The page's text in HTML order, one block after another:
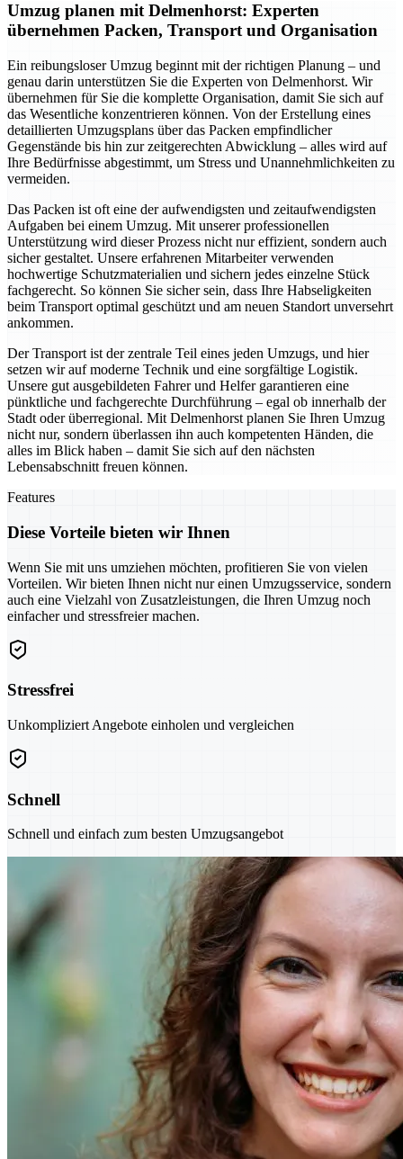
Umzug planen mit Delmenhorst: Experten
übernehmen Packen, Transport und Organisation
Ein reibungsloser Umzug beginnt mit der richtigen Planung – und
genau darin unterstützen Sie die Experten von Delmenhorst. Wir
übernehmen für Sie die komplette Organisation, damit Sie sich auf
das Wesentliche konzentrieren können. Von der Erstellung eines
detaillierten Umzugsplans über das Packen empfindlicher
Gegenstände bis hin zur zeitgerechten Abwicklung – alles wird auf
Ihre Bedürfnisse abgestimmt, um Stress und Unannehmlichkeiten zu
vermeiden.
Das Packen ist oft eine der aufwendigsten und zeitaufwendigsten
Aufgaben bei einem Umzug. Mit unserer professionellen
Unterstützung wird dieser Prozess nicht nur effizient, sondern auch
sicher gestaltet. Unsere erfahrenen Mitarbeiter verwenden
hochwertige Schutzmaterialien und sichern jedes einzelne Stück
fachgerecht. So können Sie sicher sein, dass Ihre Habseligkeiten
beim Transport optimal geschützt und am neuen Standort unversehrt
ankommen.
Der Transport ist der zentrale Teil eines jeden Umzugs, und hier
setzen wir auf moderne Technik und eine sorgfältige Logistik.
Unsere gut ausgebildeten Fahrer und Helfer garantieren eine
pünktliche und fachgerechte Durchführung – egal ob innerhalb der
Stadt oder überregional. Mit Delmenhorst planen Sie Ihren Umzug
nicht nur, sondern überlassen ihn auch kompetenten Händen, die
alles im Blick haben – damit Sie sich auf den nächsten
Lebensabschnitt freuen können.
Features
Diese Vorteile bieten wir Ihnen
Wenn Sie mit uns umziehen möchten, profitieren Sie von vielen
Vorteilen. Wir bieten Ihnen nicht nur einen Umzugsservice, sondern
auch eine Vielzahl von Zusatzleistungen, die Ihren Umzug noch
einfacher und stressfreier machen.
Stressfrei
Unkompliziert Angebote einholen und vergleichen
Schnell
Schnell und einfach zum besten Umzugsangebot